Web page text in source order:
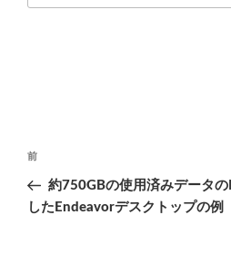
投
ナ
前
の
投
前
約750GBの使用済みデータ
したEndeavorデスクトップの例